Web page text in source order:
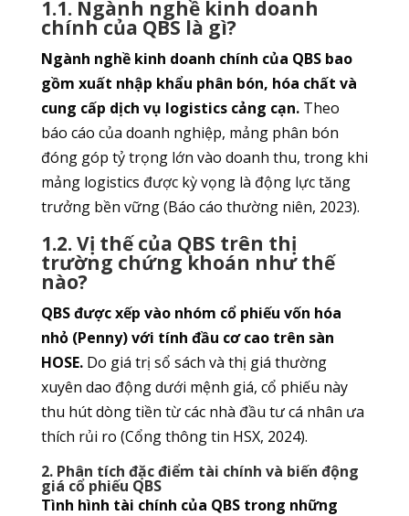
1.1. Ngành nghề kinh doanh
chính của QBS là gì?
Ngành nghề kinh doanh chính của QBS bao
gồm xuất nhập khẩu phân bón, hóa chất và
cung cấp dịch vụ logistics cảng cạn.Theo
báo cáo của doanh nghiệp, mảng phân bón
đóng góp tỷ trọng lớn vào doanh thu, trong khi
mảng logistics được kỳ vọng là động lực tăng
trưởng bền vững (Báo cáo thường niên, 2023).
1.2. Vị thế của QBS trên thị
trường chứng khoán như thế
nào?
QBS được xếp vào nhóm cổ phiếu vốn hóa
nhỏ (Penny) với tính đầu cơ cao trên sàn
HOSE.Do giá trị sổ sách và thị giá thường
xuyên dao động dưới mệnh giá, cổ phiếu này
thu hút dòng tiền từ các nhà đầu tư cá nhân ưa
thích rủi ro (Cổng thông tin HSX, 2024).
2. Phân tích đặc điểm tài chính và biến động
giá cổ phiếu QBS
Tình hình tài chính của QBS trong những